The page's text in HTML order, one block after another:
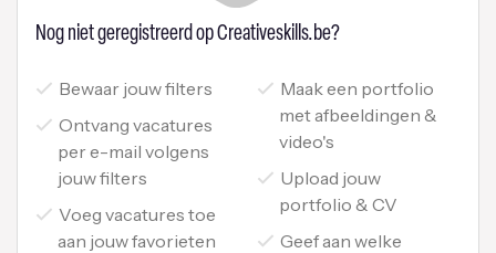
Nog niet geregistreerd op Creativeskills.be?
Bewaar jouw filters
Ontvang vacatures
per e-mail volgens
jouw filters
Voeg vacatures toe
aan jouw favorieten
Maak een portfolio
met afbeeldingen &
video's
Upload jouw
portfolio & CV
Geef aan welke